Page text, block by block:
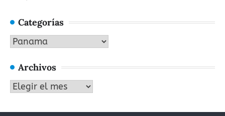
Categorías
Categorías
Archivos
Archivos